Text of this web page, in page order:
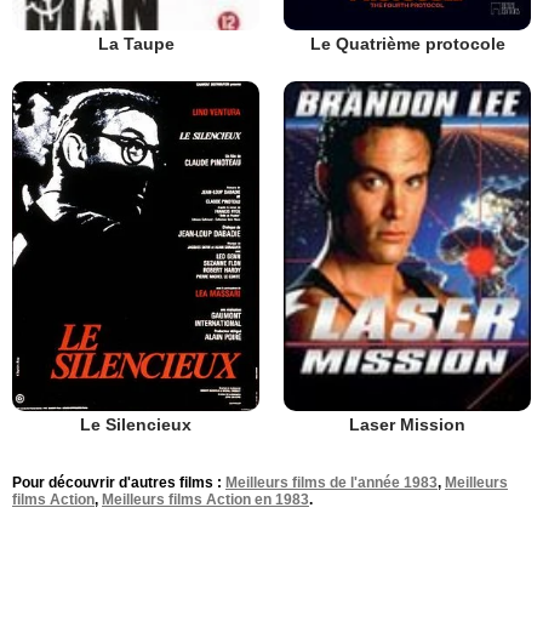
La Taupe Le Quatrième protocole
Le Silencieux Laser Mission
Pour découvrir d'autres films : Meilleurs films de l'année 1983, Meilleurs
films Action, Meilleurs films Action en 1983.